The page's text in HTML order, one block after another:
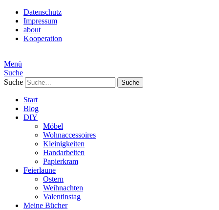
Datenschutz
Impressum
about
Kooperation
Menü
Suche
Suche
Start
Blog
DIY
Möbel
Wohnaccessoires
Kleinigkeiten
Handarbeiten
Papierkram
Feierlaune
Ostern
Weihnachten
Valentinstag
Meine Bücher